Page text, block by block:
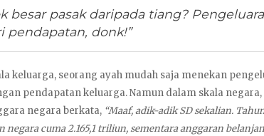
besar pasak daripada tiang?
pendapatan, donk!”
keluarga, seorang ayah mudah saja menekan
pendapatan keluarga. Namun dalam skala
negara berkata, “Maaf, adik-adik SD sekalian.
negara cuma 2.165,1 triliun, sementara anggaran